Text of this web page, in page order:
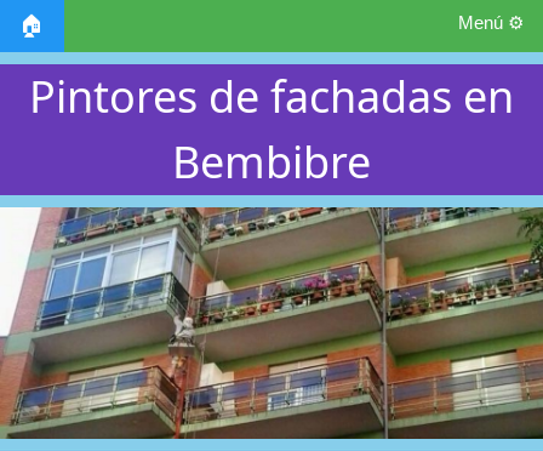
🏠 Menú ⚙️
Pintores de fachadas en
Bembibre